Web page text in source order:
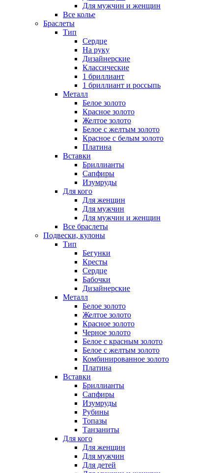
Для мужчин и женщин
Все колье
Браслеты
Тип
Сердце
На руку
Дизайнерские
Классические
1 бриллиант
1 бриллиант и россыпь
Металл
Белое золото
Красное золото
Желтое золото
Белое с желтым золото
Красное с белым золото
Платина
Вставки
Бриллианты
Сапфиры
Изумруды
Для кого
Для женщин
Для мужчин
Для мужчин и женщин
Все браслеты
Подвески, кулоны
Тип
Бегунки
Кресты
Сердце
Бабочки
Дизайнерские
Металл
Белое золото
Желтое золото
Красное золото
Черное золото
Белое с красным золото
Белое с желтым золото
Комбинированное золото
Платина
Вставки
Бриллианты
Сапфиры
Изумруды
Рубины
Топазы
Танзаниты
Для кого
Для женщин
Для мужчин
Для детей